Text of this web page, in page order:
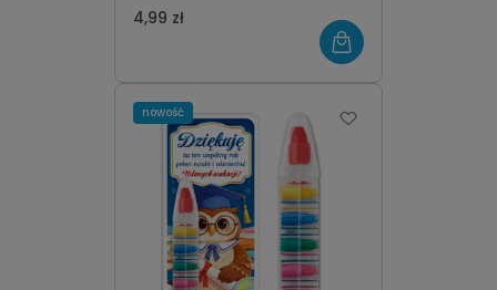
4,99 zł
nowość